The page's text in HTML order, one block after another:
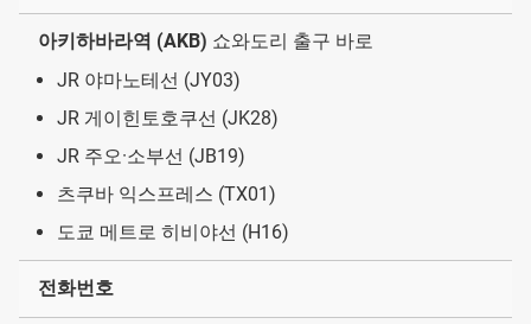
아키하바라역 (AKB) 쇼와도리 출구 바로
JR 야마노테선 (JY03)
JR 게이힌토호쿠선 (JK28)
JR 주오·소부선 (JB19)
츠쿠바 익스프레스 (TX01)
도쿄 메트로 히비야선 (H16)
전화번호